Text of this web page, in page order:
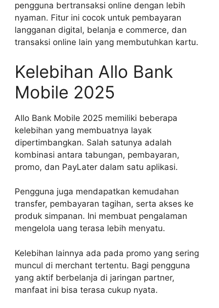
pengguna bertransaksi online dengan lebih
nyaman. Fitur ini cocok untuk pembayaran
langganan digital, belanja e commerce, dan
transaksi online lain yang membutuhkan kartu.
Kelebihan Allo Bank
Mobile 2025
Allo Bank Mobile 2025 memiliki beberapa
kelebihan yang membuatnya layak
dipertimbangkan. Salah satunya adalah
kombinasi antara tabungan, pembayaran,
promo, dan PayLater dalam satu aplikasi.
Pengguna juga mendapatkan kemudahan
transfer, pembayaran tagihan, serta akses ke
produk simpanan. Ini membuat pengalaman
mengelola uang terasa lebih menyatu.
Kelebihan lainnya ada pada promo yang sering
muncul di merchant tertentu. Bagi pengguna
yang aktif berbelanja di jaringan partner,
manfaat ini bisa terasa cukup nyata.